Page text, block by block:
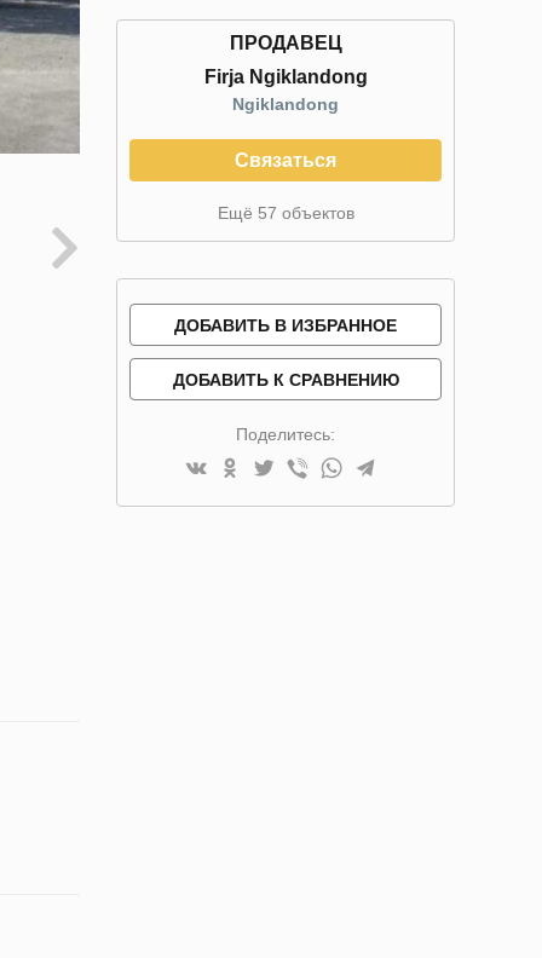
ПРОДАВЕЦ
Firja Ngiklandong
Ngiklandong
Связаться
Ещё 57 объектов
ДОБАВИТЬ В ИЗБРАННОЕ
ДОБАВИТЬ К СРАВНЕНИЮ
Поделитесь: